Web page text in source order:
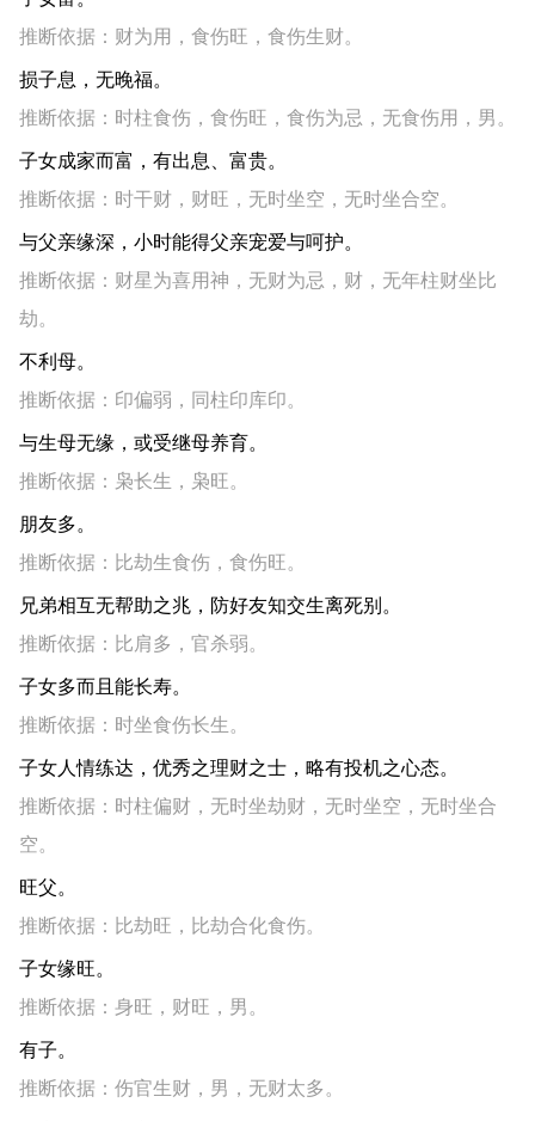
推断依据：财为用，食伤旺，食伤生财。
损子息，无晚福。
推断依据：时柱食伤，食伤旺，食伤为忌，无食伤用，男。
子女成家而富，有出息、富贵。
推断依据：时干财，财旺，无时坐空，无时坐合空。
与父亲缘深，小时能得父亲宠爱与呵护。
推断依据：财星为喜用神，无财为忌，财，无年柱财坐比
劫。
不利母。
推断依据：印偏弱，同柱印库印。
与生母无缘，或受继母养育。
推断依据：枭长生，枭旺。
朋友多。
推断依据：比劫生食伤，食伤旺。
兄弟相互无帮助之兆，防好友知交生离死别。
推断依据：比肩多，官杀弱。
子女多而且能长寿。
推断依据：时坐食伤长生。
子女人情练达，优秀之理财之士，略有投机之心态。
推断依据：时柱偏财，无时坐劫财，无时坐空，无时坐合
空。
旺父。
推断依据：比劫旺，比劫合化食伤。
子女缘旺。
推断依据：身旺，财旺，男。
有子。
推断依据：伤官生财，男，无财太多。